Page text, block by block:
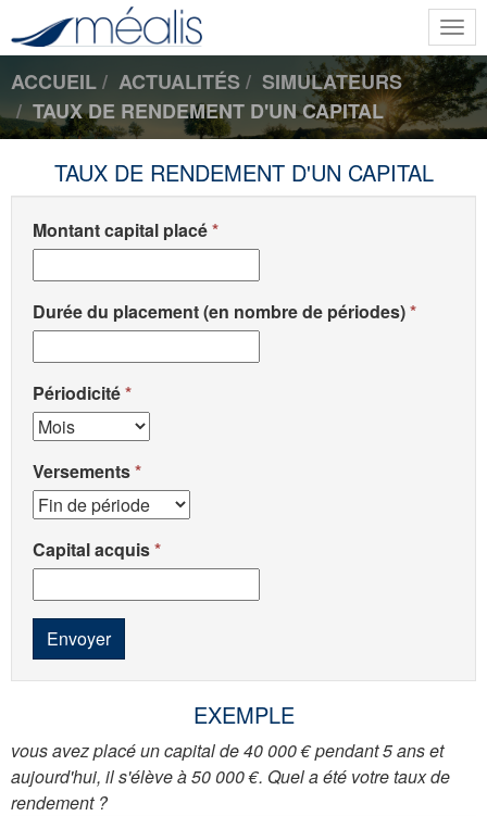
ACCUEIL ACTUALITÉS
SIMULATEURS
TAUX DE RENDEMENT D'UN CAPITAL
TAUX DE RENDEMENT D'UN CAPITAL
Montant capital placé
Durée du placement (en nombre de périodes)
Périodicité
Versements
Capital acquis
Envoyer
EXEMPLE
vous avez placé un capital de 40 000 € pendant 5 ans et
aujourd'hui, il s'élève à 50 000 €. Quel a été votre taux de
rendement ?